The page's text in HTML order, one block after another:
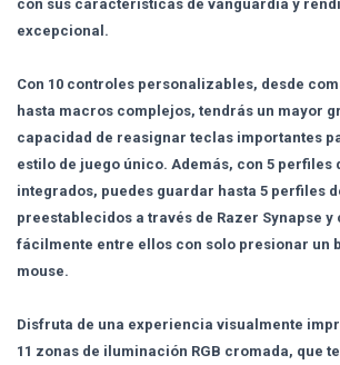
con sus características de vanguardia y
excepcional.
Con 10 controles personalizables, desde
hasta macros complejos, tendrás un mayor
capacidad de reasignar teclas importantes
estilo de juego único. Además, con 5 perfiles
integrados, puedes guardar hasta 5 perfiles
preestablecidos a través de Razer Synapse y
fácilmente entre ellos con solo presionar un
mouse.
Disfruta de una experiencia visualmente
11 zonas de iluminación RGB cromada, que